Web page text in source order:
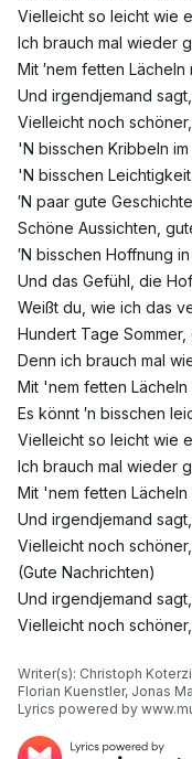
Vielleicht so leicht wie
Ich brauch mal wieder
Mit ′nem fetten
Und irgendjemand
Vielleicht noch
'N bisschen Kribbeln
'N bisschen
′N paar gute
Schöne Aussichten,
′N bisschen Hoffnung
Und das Gefühl, die
Weißt du, wie ich das
Hundert Tage
Denn ich brauch mal
Mit 'nem fetten Lächeln
Es könnt ′n bisschen
Vielleicht so leicht wie
Ich brauch mal wieder
Mit 'nem fetten Lächeln
Und irgendjemand
Vielleicht noch
(Gute Nachrichten)
Und irgendjemand
Vielleicht noch
Writer(s): Christoph
Florian Kuenstler, Jonas
Lyrics powered by